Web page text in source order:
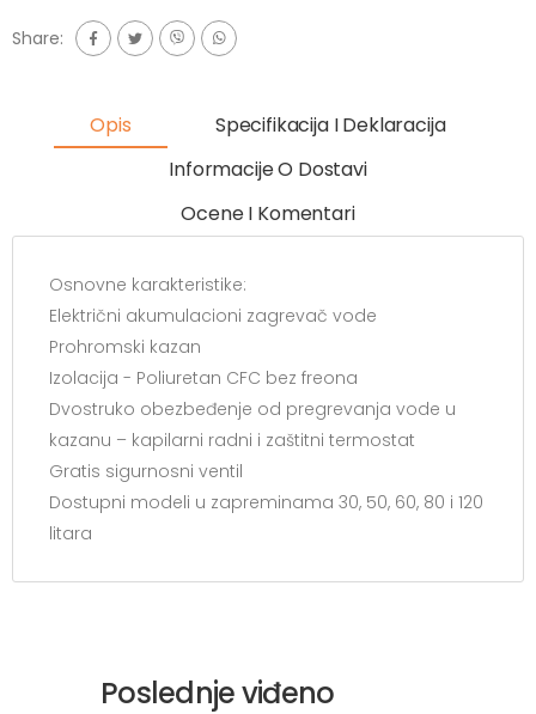
Share:
Opis
Specifikacija I Deklaracija
Informacije O Dostavi
Ocene I Komentari
Osnovne karakteristike:
Električni akumulacioni zagrevač vode
Prohromski kazan
Izolacija - Poliuretan CFC bez freona
Dvostruko obezbeđenje od pregrevanja vode u
kazanu – kapilarni radni i zaštitni termostat
Gratis sigurnosni ventil
Dostupni modeli u zapreminama 30, 50, 60, 80 i 120
litara
Poslednje viđeno